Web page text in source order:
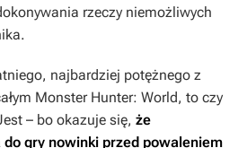
rzeczy niemożliwych
najbardziej potężnego z
Monster Hunter: World, to czy
– bo okazuje się, że
gry nowinki przed powaleniem